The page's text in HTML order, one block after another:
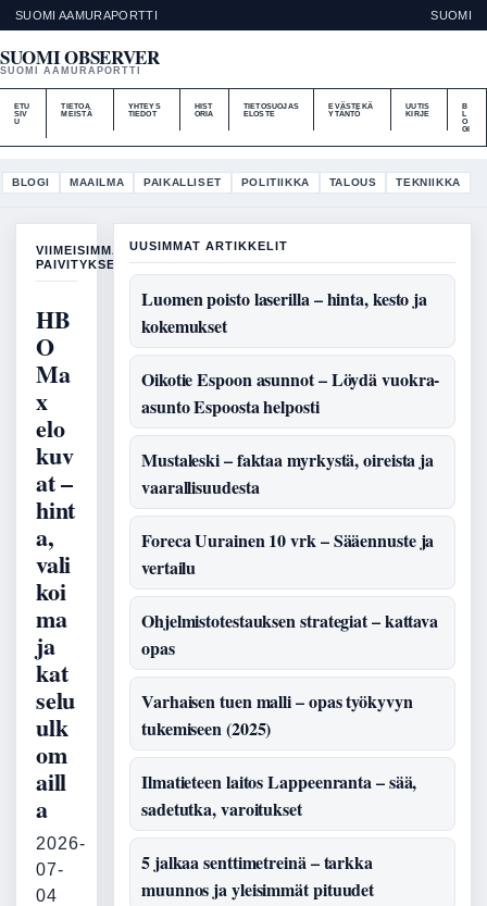
SUOMI AAMURAPORTTI SUOMI
SUOMI OBSERVER
SUOMI AAMURAPORTTI
ETU
SIV
U
TIETOA
MEISTÄ
YHTEYS
TIEDOT
HIST
ORIA
TIETOSUOJAS
ELOSTE
EVÄSTEKÄ
YTÄNTÖ
UUTIS
KIRJE
B
O
GI
BLOGI MAAILMA PAIKALLISET POLITIIKKA TALOUS TEKNIIKKA
VIIMEISIMMAT
PAIVITYKSET
HB
O
Ma
x
elo
kuv
at –
hint
a,
vali
koi
ma
ja
kat
selu
ulk
om
aill
a
2026-
07-
04
UUSIMMAT ARTIKKELIT
Luomen poisto laserilla – hinta, kesto ja
kokemukset
Oikotie Espoon asunnot – Löydä vuokra-
asunto Espoosta helposti
Mustaleski – faktaa myrkystä, oireista ja
vaarallisuudesta
Foreca Uurainen 10 vrk – Sääennuste ja
vertailu
Ohjelmistotestauksen strategiat – kattava
opas
Varhaisen tuen malli – opas työkyvyn
tukemiseen (2025)
Ilmatieteen laitos Lappeenranta – sää,
sadetutka, varoitukset
5 jalkaa senttimetreinä – tarkka
muunnos ja yleisimmät pituudet